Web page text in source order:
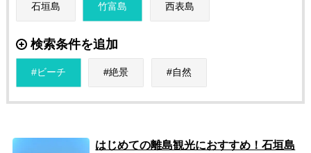
石垣島 竹富島 西表島
検索条件を追加
ビーチ 絶景 自然
はじめての離島観光におすすめ！石垣島